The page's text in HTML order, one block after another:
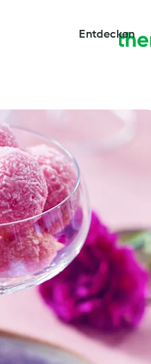
Entdecken